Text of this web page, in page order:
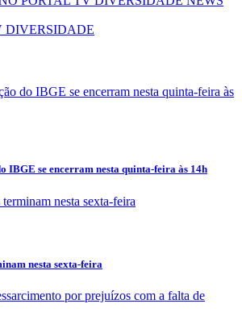
IBGE se encerram nesta quinta-feira às 14h
nesta sexta-feira